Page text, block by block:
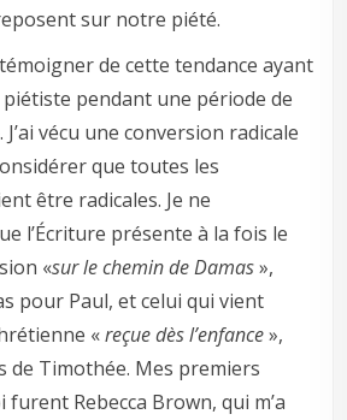
sur notre piété.
de cette tendance ayant
pendant une période de
vécu une conversion radicale
que toutes les
être radicales. Je ne
l’Écriture présente à la fois le
«sur le chemin de Damas»,
pour Paul, et celui qui vient
«reçue dès l’enfance»,
de Timothée. Mes premiers
Rebecca Brown, qui m’a